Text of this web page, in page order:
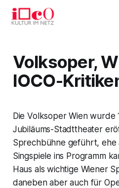
Volksoper,
IOCO-
Die Volksoper Wien wurde
Jubiläums-Stadttheater
Sprechbühne geführt, ehe
Singspiele ins Programm
Haus als wichtige Wiener
daneben aber auch für